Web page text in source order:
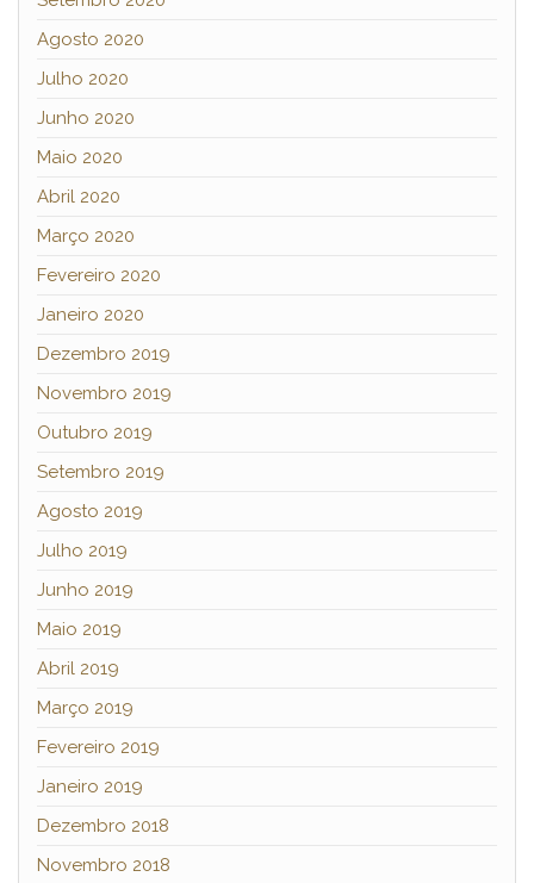
Agosto 2020
Julho 2020
Junho 2020
Maio 2020
Abril 2020
Março 2020
Fevereiro 2020
Janeiro 2020
Dezembro 2019
Novembro 2019
Outubro 2019
Setembro 2019
Agosto 2019
Julho 2019
Junho 2019
Maio 2019
Abril 2019
Março 2019
Fevereiro 2019
Janeiro 2019
Dezembro 2018
Novembro 2018